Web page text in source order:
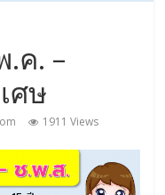
ค. –
ศษ
1911 Views